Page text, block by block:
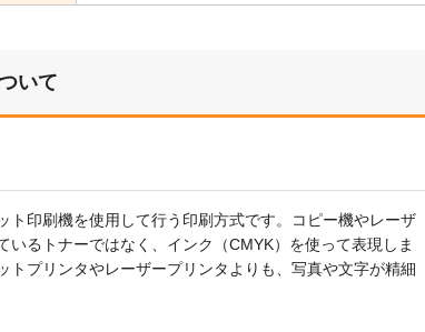
いて
ト印刷機を使用して行う印刷方式です。コピー機やレーザ
いるトナーではなく、インク（CMYK）を使って表現しま
トプリンタやレーザープリンタよりも、写真や文字が精細